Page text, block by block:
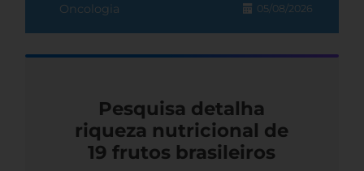
Oncologia 05/08/2026
Pesquisa detalha
riqueza nutricional de
19 frutos brasileiros